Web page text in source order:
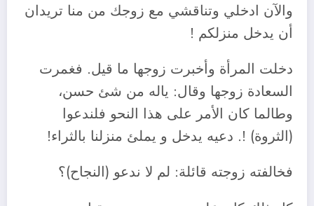
والآن ادخلي وتناقشي مع زوجك من منا تريدان
أن يدخل منزلكم !
دخلت المرأة وأخبرت زوجها ما قيل. فغمرت
السعادة زوجها وقال: ياله من شئ حسن،
وطالما كان الأمر على هذا النحو فلندعوا
(الثروة) !. دعيه يدخل و يملئ منزلنا بالثراء!
فخالفته زوجته قائلة: لم لا ندعو (النجاح)؟